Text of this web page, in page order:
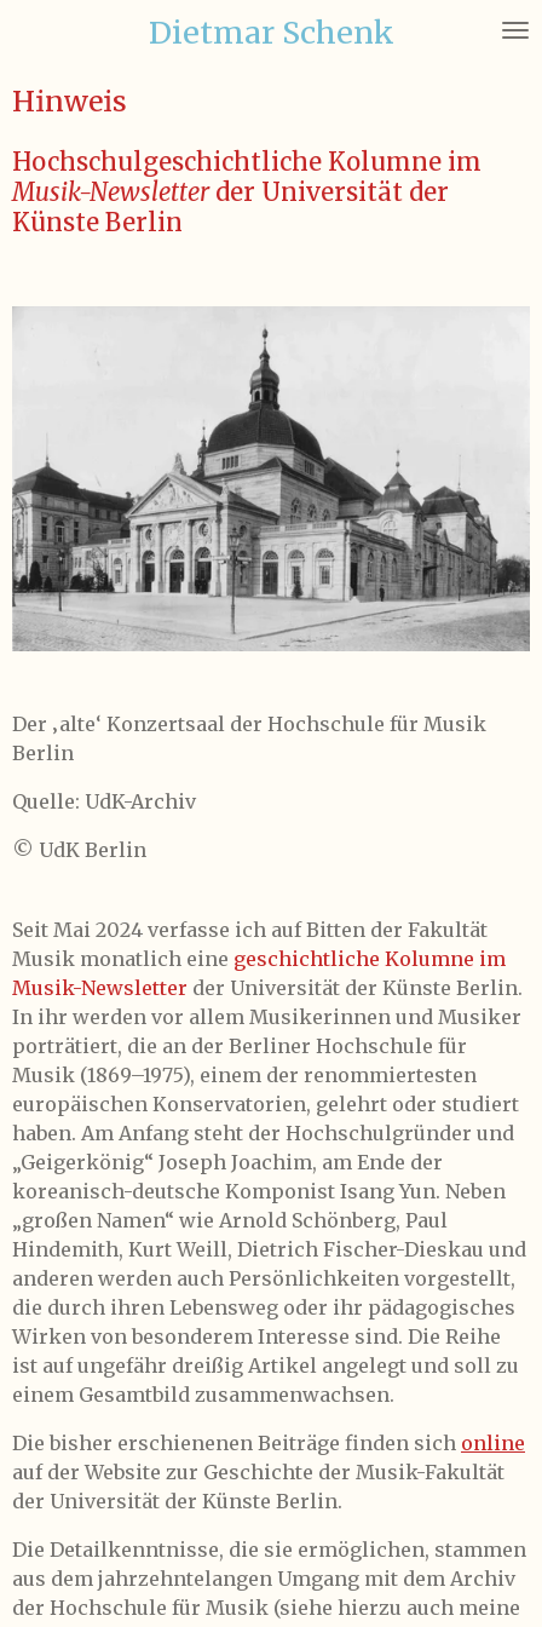
Dietmar Schenk
Hinweis
Hochschulgeschichtliche Kolumne im
Musik-Newsletterder Universität der
Künste Berlin
Der ‚alte‘ Konzertsaal der Hochschule für Musik
Berlin
Quelle: UdK-Archiv
© UdK Berlin
Seit Mai 2024 verfasse ich auf Bitten der Fakultät
Musik monatlich eine geschichtliche Kolumne im
Musik-Newsletter der Universität der Künste Berlin.
In ihr werden vor allem Musikerinnen und Musiker
porträtiert, die an der Berliner Hochschule für
Musik (1869–1975), einem der renommiertesten
europäischen Konservatorien, gelehrt oder studiert
haben. Am Anfang steht der Hochschulgründer und
„Geigerkönig“ Joseph Joachim, am Ende der
koreanisch-deutsche Komponist Isang Yun. Neben
„großen Namen“ wie Arnold Schönberg, Paul
Hindemith, Kurt Weill, Dietrich Fischer-Dieskau und
anderen werden auch Persönlichkeiten vorgestellt,
die durch ihren Lebensweg oder ihr pädagogisches
Wirken von besonderem Interesse sind. Die Reihe
ist auf ungefähr dreißig Artikel angelegt und soll zu
einem Gesamtbild zusammenwachsen.
Die bisher erschienenen Beiträge finden sich online
auf der Website zur Geschichte der Musik-Fakultät
der Universität der Künste Berlin.
Die Detailkenntnisse, die sie ermöglichen, stammen
aus dem jahrzehntelangen Umgang mit dem Archiv
der Hochschule für Musik (siehe hierzu auch meine